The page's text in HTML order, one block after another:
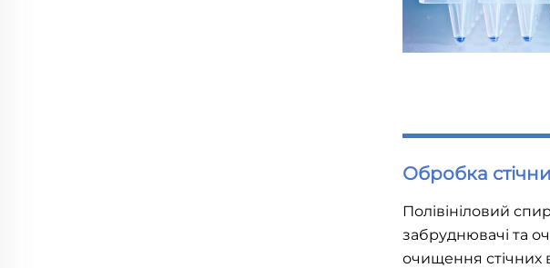
Обробка
Полівініловий
забруднювачі та
очищення стічних